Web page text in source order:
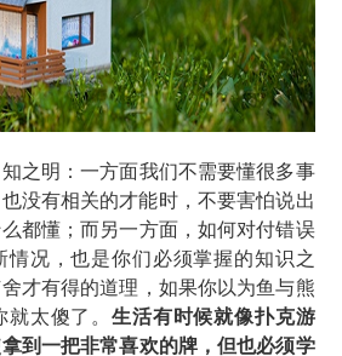
之明：一方面我们不需要懂很多事
没有相关的才能时，不要害怕说出
都懂；而另一方面，如何对付错误
况，也是你们必须掌握的知识之
才有得的道理，如果你以为鱼与熊
就太傻了。生活有时候就像扑克游
到一把非常喜欢的牌，但也必须学